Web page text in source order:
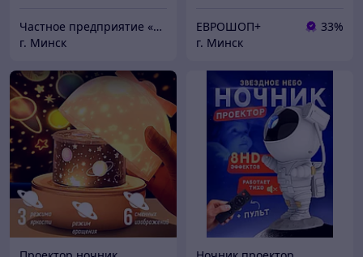
Частное предприятие «Волшебная мастерская»
г. Минск
ЕВРОШОП+
33%
г. Минск